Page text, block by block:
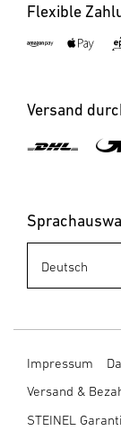
Flexible
Versand
Impressum
Versand &
STEINEL